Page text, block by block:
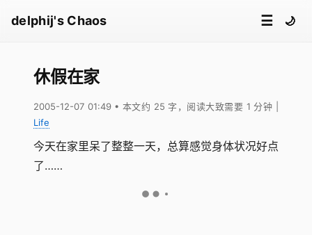
delphij's Chaos ☰ 🌙
休假在家
2005-12-07 01:49 • 本文约 25 字，阅读大致需要 1 分钟
Life
今天在家里呆了整整一天，总算感觉身体状况好点
了……